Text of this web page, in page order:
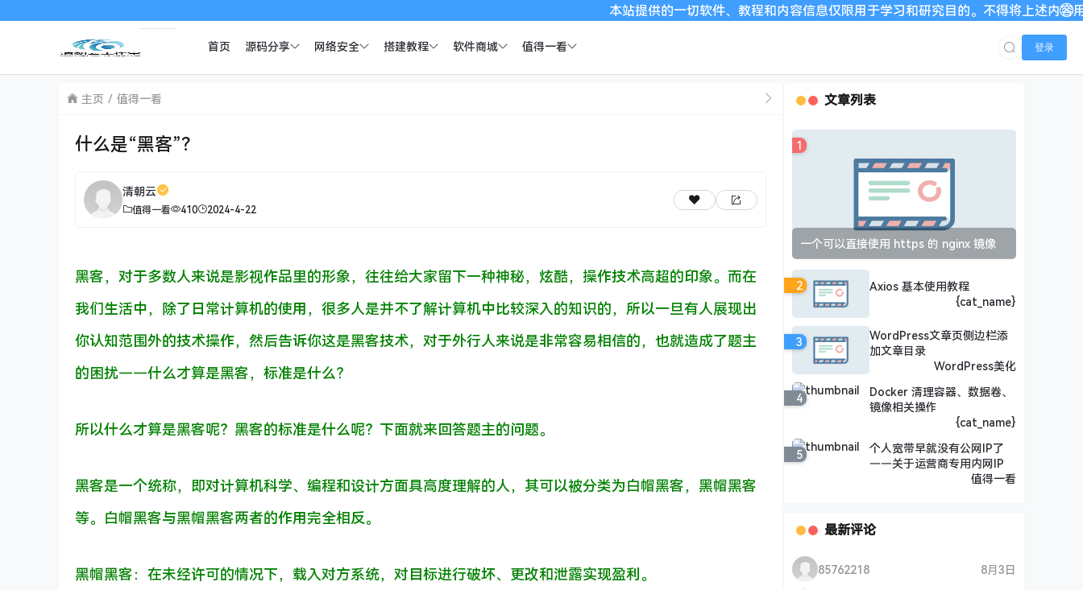
本站提供的一切软件、教程和内容信息仅限用于学习和研究目的。不得将上述内容用于商
首页 源码分享 网络安全 搭建教程 软件商城 值得一看 登录
主页 值得一看
什么是“黑客”？
清朝云
值得一看 410 2024-4-22
黑客，对于多数人来说是影视作品里的形象，往往给大家留下一种神秘，炫酷，操作技术高超的印象。而在
我们生活中，除了日常计算机的使用，很多人是并不了解计算机中比较深入的知识的，所以一旦有人展现出
你认知范围外的技术操作，然后告诉你这是黑客技术，对于外行人来说是非常容易相信的，也就造成了题主
的困扰——什么才算是黑客，标准是什么？
所以什么才算是黑客呢？黑客的标准是什么呢？下面就来回答题主的问题。
黑客是一个统称，即对计算机科学、编程和设计方面具高度理解的人，其可以被分类为白帽黑客，黑帽黑客
等。白帽黑客与黑帽黑客两者的作用完全相反。
黑帽黑客：在未经许可的情况下，载入对方系统，对目标进行破坏、更改和泄露实现盈利。
文章列表
1
一个可以直接使用 https 的 nginx 镜像
2
Axios 基本使用教程
{cat_name}
3
WordPress文章页侧边栏添
加文章目录
WordPress美化
4
Docker 清理容器、数据卷、
镜像相关操作
{cat_name}
5
个人宽带早就没有公网IP了
——关于运营商专用内网IP
值得一看
最新评论
85762218 8月3日